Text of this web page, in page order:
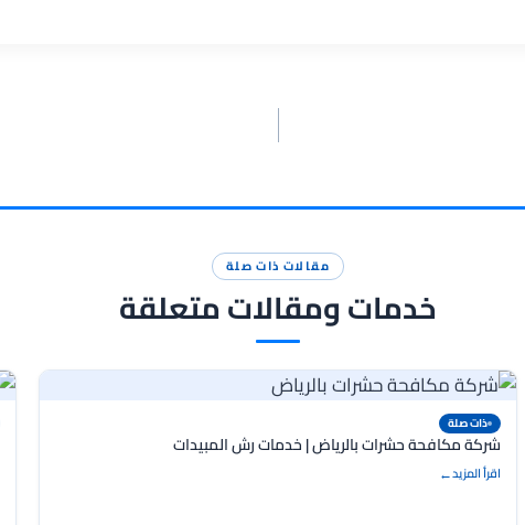
مقالات ذات صلة
خدمات ومقالات متعلقة
ذات صلة
شركة مكافحة حشرات بالرياض | خدمات رش المبيدات
اقرأ المزيد